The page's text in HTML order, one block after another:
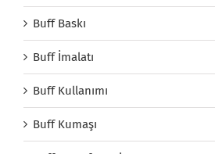
Buff Baskı
Buff İmalatı
Buff Kullanımı
Buff Kumaşı